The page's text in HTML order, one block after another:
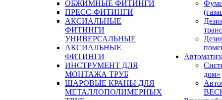
ОБЖИМНЫЕ ФИТИНГИ
ПРЕСС-ФИТИНГИ
АКСИАЛЬНЫЕ
ФИТИНГИ
УНИВЕРСАЛЬНЫЕ
АКСИАЛЬНЫЕ
ФИТИНГИ
ИНСТРУМЕНТ ДЛЯ
МОНТАЖА ТРУБ
ШАРОВЫЕ КРАНЫ ДЛЯ
МЕТАЛЛОПОЛИМЕРНЫХ
дом»